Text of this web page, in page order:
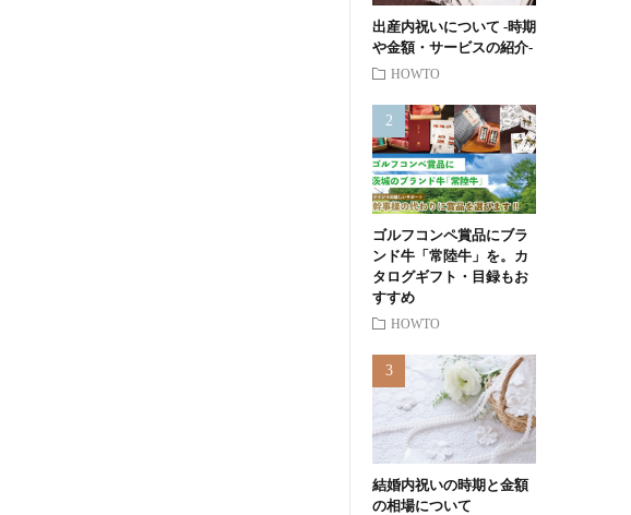
出産内祝いについて -時期
や金額・サービスの紹介-
HOWTO
ゴルフコンペ賞品にブラ
ンド牛「常陸牛」を。カ
タログギフト・目録もお
すすめ
HOWTO
結婚内祝いの時期と金額
の相場について